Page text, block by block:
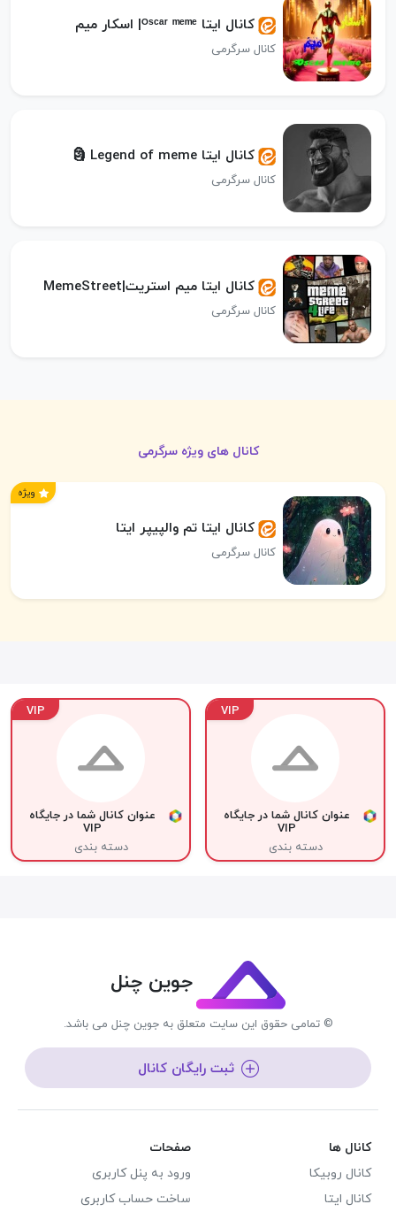
کانال ایتا ᴼˢᶜᵃʳ ᵐᵉᵐᵉ| اسکار میم
کانال سرگرمی
کانال ایتا Legend of meme 🗿
کانال سرگرمی
کانال ایتا میم استریت|MemeStreet
کانال سرگرمی
کانال های ویژه سرگرمی
ویژه
کانال ایتا تم‌ والپیپر ایتا
کانال سرگرمی
VIP
عنوان کانال شما در جایگاه
VIP
دسته بندی
VIP
عنوان کانال شما در جایگاه
VIP
دسته بندی
جوین چنل
© تمامی حقوق این سایت متعلق به جوین چنل می باشد.
ثبت رایگان کانال
کانال ها
کانال روبیکا
کانال ایتا
صفحات
ورود به پنل کاربری
ساخت حساب کاربری